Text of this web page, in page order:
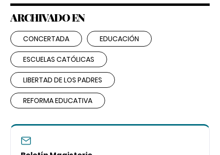
ARCHIVADO EN
CONCERTADA EDUCACIÓN
ESCUELAS CATÓLICAS
LIBERTAD DE LOS PADRES
REFORMA EDUCATIVA